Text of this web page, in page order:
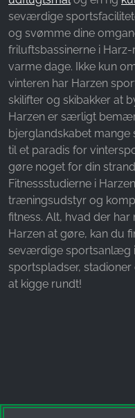
seværdige
og svømme dine
friluftsbassinerne i
varme dage. Ikke kun
vinteren har Harzen
skilifter og skibakker at
Harzen er særligt
bjerglandskabet mange
til et paradis for
gøre noget for din
Fitnessstudierne i
træningsudstyr og
fitness. Alt, hvad der
Harzen at gøre, kan du
seværdige sportsanlæg i
sportspladser,
at kigge rundt!
Name:
_fbp, fr, _fbq, fbq
Provider:
Facebook Ireland
Purpose:
Måling af
Cookie duration:
3 måneder - 1 år
STATISTIK
Statistikcookies
Disse oplysninger
hvordan vores
hjemmeside.